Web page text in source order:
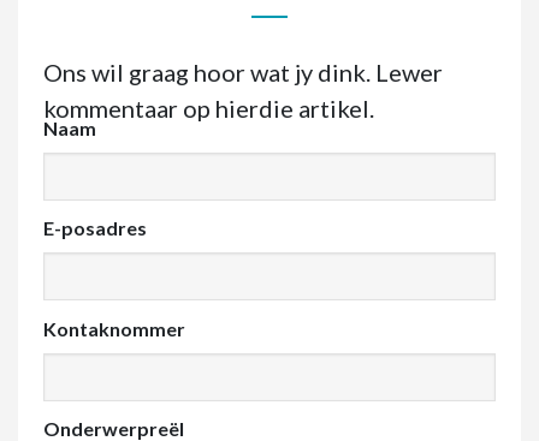
Ons wil graag hoor wat jy dink. Lewer
kommentaar op hierdie artikel.
Naam
E-posadres
Kontaknommer
Onderwerpreël